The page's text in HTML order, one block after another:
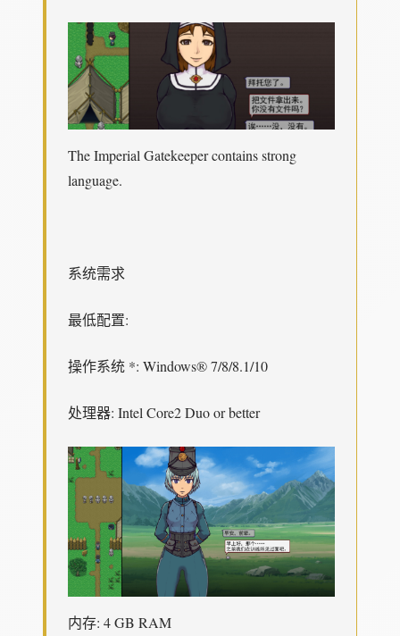
The Imperial Gatekeeper contains strong
language.
系统需求
最低配置:
操作系统 *: Windows® 7/8/8.1/10
处理器: Intel Core2 Duo or better
内存: 4 GB RAM